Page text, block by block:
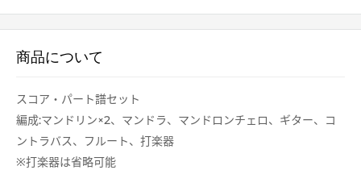
商品について
スコア・パート譜セット
編成:マンドリン×2、マンドラ、マンドロンチェロ、ギター、コ
ントラバス、フルート、打楽器
※打楽器は省略可能